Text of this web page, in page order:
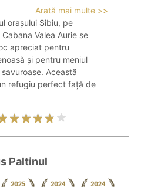
Arată mai multe >>
orașului Sibiu, pe
Valea Aurie se
apreciat pentru
și pentru meniul
Această
refugiu perfect față de
Paltinul